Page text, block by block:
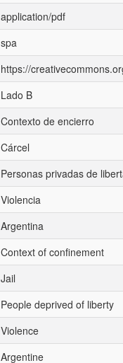
application/pdf
spa
https://
Lado B
Contexto de encierro
Cárcel
Personas privadas de
Violencia
Argentina
Context of confinement
Jail
People deprived of liberty
Violence
Argentine